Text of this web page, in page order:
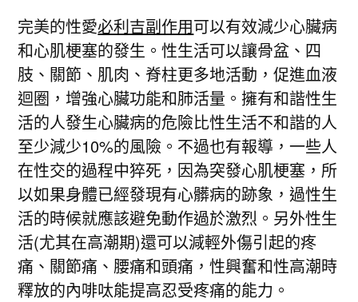
完美的性愛必利吉副作用可以有效減少心臟病
和心肌梗塞的發生。性生活可以讓骨盆、四
肢、關節、肌肉、脊柱更多地活動，促進血液
迴圈，增強心臟功能和肺活量。擁有和諧性生
活的人發生心臟病的危險比性生活不和諧的人
至少減少10%的風險。不過也有報導，一些人
在性交的過程中猝死，因為突發心肌梗塞，所
以如果身體已經發現有心髒病的跡象，過性生
活的時候就應該避免動作過於激烈。另外性生
活(尤其在高潮期)還可以減輕外傷引起的疼
痛、關節痛、腰痛和頭痛，性興奮和性高潮時
釋放的內啡呔能提高忍受疼痛的能力。